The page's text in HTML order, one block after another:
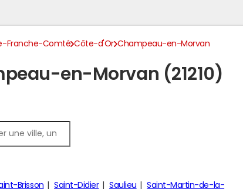
Franche-Comté Côte-d'Or Champeau-en-Morvan
en-Morvan (21210)
Brisson Saint-Didier Saulieu
Saint-Martin-de-la-